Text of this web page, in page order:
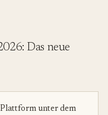
Das neue
unter dem